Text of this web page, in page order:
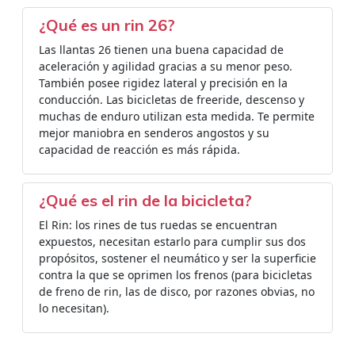
¿Qué es un rin 26?
Las llantas 26 tienen una buena capacidad de
aceleración y agilidad gracias a su menor peso.
También posee rigidez lateral y precisión en la
conducción. Las bicicletas de freeride, descenso y
muchas de enduro utilizan esta medida. Te permite
mejor maniobra en senderos angostos y su
capacidad de reacción es más rápida.
¿Qué es el rin de la bicicleta?
El Rin: los rines de tus ruedas se encuentran
expuestos, necesitan estarlo para cumplir sus dos
propósitos, sostener el neumático y ser la superficie
contra la que se oprimen los frenos (para bicicletas
de freno de rin, las de disco, por razones obvias, no
lo necesitan).